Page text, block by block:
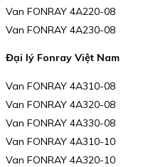
Van FONRAY 4A220-08
Van FONRAY 4A230-08
Đại lý Fonray Việt Nam
Van FONRAY 4A310-08
Van FONRAY 4A320-08
Van FONRAY 4A330-08
Van FONRAY 4A310-10
Van FONRAY 4A320-10